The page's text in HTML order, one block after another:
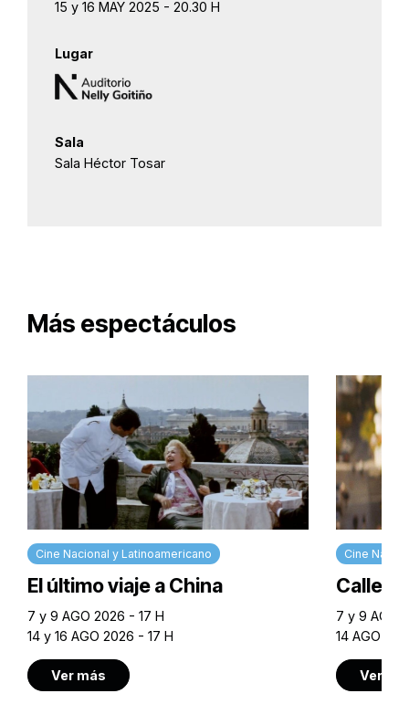
15 y 16 MAY 2025 - 20.30 H
Lugar
Sala
Sala Héctor Tosar
Más espectáculos
Cine Nacional y Latinoamericano
El último viaje a China
7 y 9 AGO 2026 - 17 H
14 y 16 AGO 2026 - 17 H
Ver más
Cine
Calle
7 y 9 AGO
14 AGO
Ver